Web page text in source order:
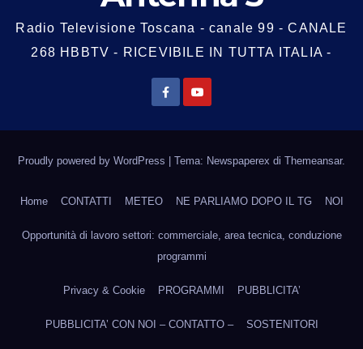
Radio Televisione Toscana - canale 99 - CANALE
268 HBBTV - RICEVIBILE IN TUTTA ITALIA -
Proudly powered by WordPress Tema: Newspaperex di Themeansar.
Home CONTATTI METEO NE PARLIAMO DOPO IL TG NOI
Opportunità di lavoro settori: commerciale, area tecnica, conduzione
programmi
Privacy & Cookie PROGRAMMI PUBBLICITA’
PUBBLICITA’ CON NOI – CONTATTO – SOSTENITORI